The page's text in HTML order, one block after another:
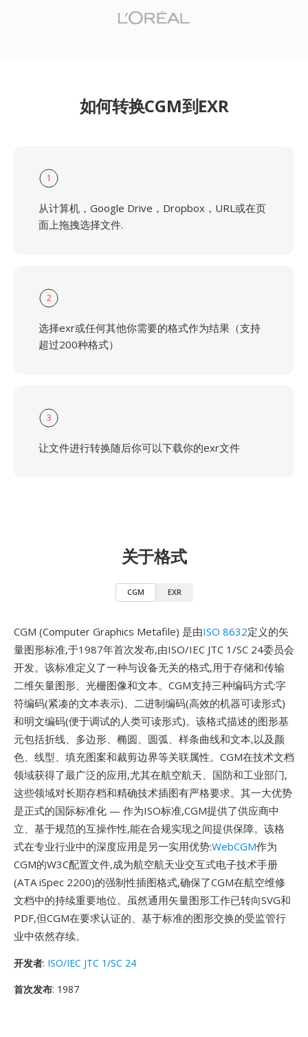
如何转换CGM到EXR
1
从计算机，Google Drive，Dropbox，URL或在页
面上拖拽选择文件.
2
选择exr或任何其他你需要的格式作为结果（支持
超过200种格式）
3
让文件进行转换随后你可以下载你的exr文件
关于格式
CGM EXR
CGM (Computer Graphics Metafile) 是由ISO 8632定义的矢
量图形标准,于1987年首次发布,由ISO/IEC JTC 1/SC 24委员会
开发。该标准定义了一种与设备无关的格式,用于存储和传输
二维矢量图形、光栅图像和文本。CGM支持三种编码方式:字
符编码(紧凑的文本表示)、二进制编码(高效的机器可读形式)
和明文编码(便于调试的人类可读形式)。该格式描述的图形基
元包括折线、多边形、椭圆、圆弧、样条曲线和文本,以及颜
色、线型、填充图案和裁剪边界等关联属性。CGM在技术文档
领域获得了最广泛的应用,尤其在航空航天、国防和工业部门,
这些领域对长期存档和精确技术插图有严格要求。其一大优势
是正式的国际标准化 — 作为ISO标准,CGM提供了供应商中
立、基于规范的互操作性,能在合规实现之间提供保障。该格
式在专业行业中的深度应用是另一实用优势:WebCGM作为
CGM的W3C配置文件,成为航空航天业交互式电子技术手册
(ATA iSpec 2200)的强制性插图格式,确保了CGM在航空维修
文档中的持续重要地位。虽然通用矢量图形工作已转向SVG和
PDF,但CGM在要求认证的、基于标准的图形交换的受监管行
业中依然存续。
开发者: ISO/IEC JTC 1/SC 24
首次发布: 1987